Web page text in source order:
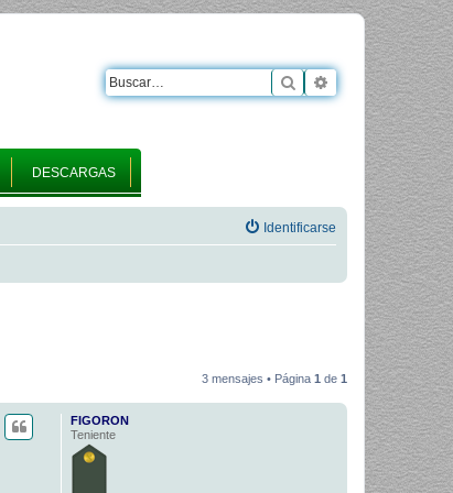
DESCARGAS
Buscar Búsqueda
Identificarse
3 mensajes • Página 1 de 1
FIGORON
Teniente